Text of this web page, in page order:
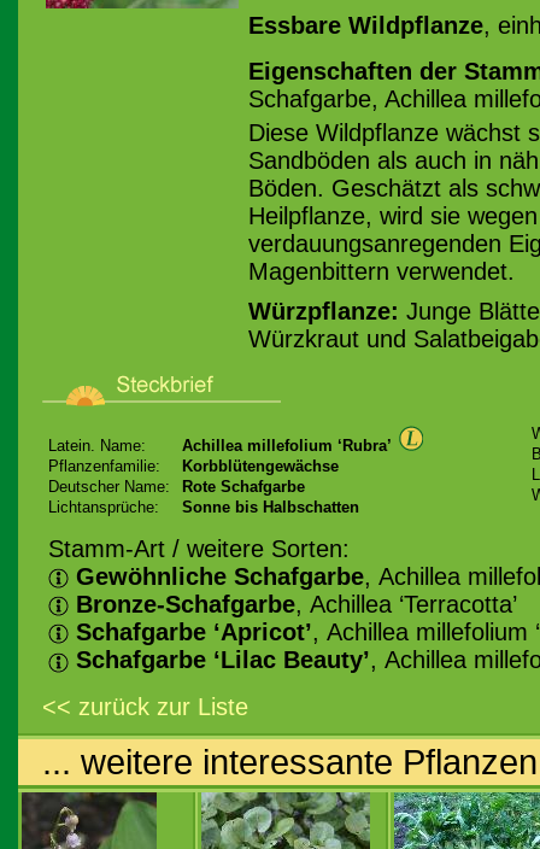
Essbare Wildpflanze,
Eigenschaften der
Schafgarbe, Achillea
Diese Wildpflanze wächst
Sandböden als auch in
Böden. Geschätzt als
Heilpflanze, wird sie
verdauungsanregenden
Magenbittern verwendet.
Würzpflanze: Junge
Würzkraut und
Latein. Name:
Achillea millefolium ‘Rubra’
Pflanzenfamilie:
Korbblütengewächse
Deutscher Name:
Rote Schafgarbe
Lichtansprüche:
Sonne bis Halbschatten
Stamm-Art / weitere Sorten:
Gewöhnliche Schafgarbe, Achillea
Bronze-Schafgarbe, Achillea ‘Terracotta’
Schafgarbe ‘Apricot’, Achillea millefolium
Schafgarbe ‘Lilac Beauty’, Achillea
<< zurück zur Liste
... weitere interessante Pflanzen